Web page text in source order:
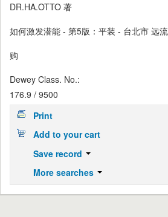
DR.HA.OTTO 著
如何激发潜能 - 第5版：平装 - 台北市 远
购
Dewey Class. No.:
176.9 / 9500
Print
Add to your cart
Save record
More searches